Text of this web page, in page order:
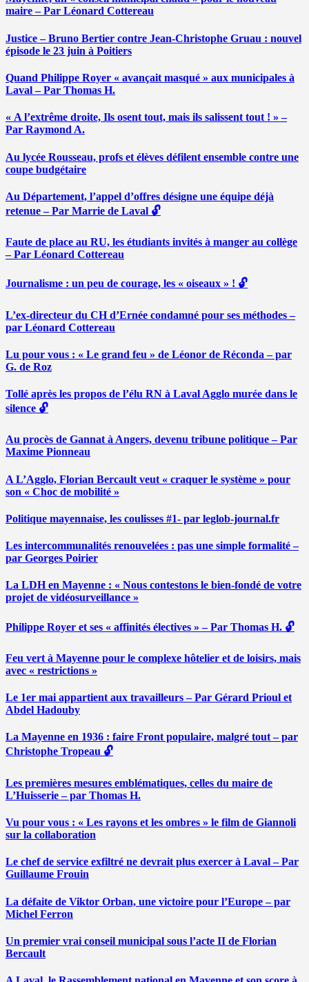
maire – Par Léonard Cottereau
Justice – Bruno Bertier contre Jean-Christophe Gruau : nouvel
épisode le 23 juin à Poitiers
Quand Philippe Royer « avançait masqué » aux municipales à
Laval – Par Thomas H.
« A l’extrême droite, Ils osent tout, mais ils salissent tout ! » –
Par Raymond A.
Au lycée Rousseau, profs et élèves défilent ensemble contre une
coupe budgétaire
Au Département, l’appel d’offres désigne une équipe déjà
retenue – Par Marrie de Laval 🔓
Faute de place au RU, les étudiants invités à manger au collège
– Par Léonard Cottereau
Journalisme : un peu de courage, les « oiseaux » ! 🔓
L’ex-directeur du CH d’Ernée condamné pour ses méthodes –
par Léonard Cottereau
Lu pour vous : « Le grand feu » de Léonor de Réconda – par
G. de Roz
Tollé après les propos de l’élu RN à Laval Agglo murée dans le
silence 🔓
Au procès de Gannat à Angers, devenu tribune politique – Par
Maxime Pionneau
A L’Agglo, Florian Bercault veut « craquer le système » pour
son « Choc de mobilité »
Politique mayennaise, les coulisses #1- par leglob-journal.fr
Les intercommunalités renouvelées : pas une simple formalité –
par Georges Poirier
La LDH en Mayenne : « Nous contestons le bien-fondé de votre
projet de vidéosurveillance »
Philippe Royer et ses « affinités électives » – Par Thomas H. 🔓
Feu vert à Mayenne pour le complexe hôtelier et de loisirs, mais
avec « restrictions »
Le 1er mai appartient aux travailleurs – Par Gérard Prioul et
Abdel Hadouby
La Mayenne en 1936 : faire Front populaire, malgré tout – par
Christophe Tropeau 🔓
Les premières mesures emblématiques, celles du maire de
L’Huisserie – par Thomas H.
Vu pour vous : « Les rayons et les ombres » le film de Giannoli
sur la collaboration
Le chef de service exfiltré ne devrait plus exercer à Laval – Par
Guillaume Frouin
La défaite de Viktor Orban, une victoire pour l’Europe – par
Michel Ferron
Un premier vrai conseil municipal sous l’acte II de Florian
Bercault